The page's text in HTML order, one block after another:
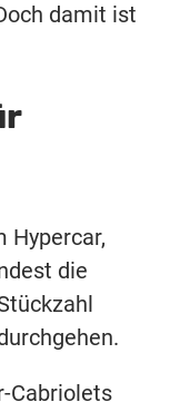
damit ist
Hypercar,
die
Cabriolets